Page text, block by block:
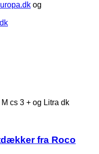
og
cs 3 + og Litra dk
fra Roco